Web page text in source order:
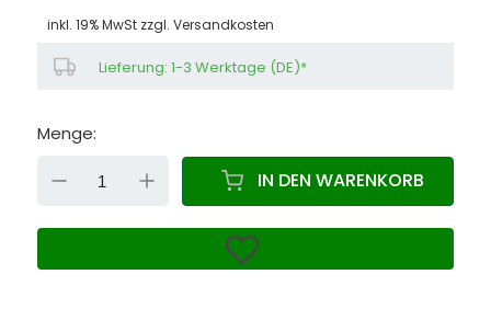
inkl. 19% MwSt zzgl. Versandkosten
Lieferung: 1-3 Werktage (DE)*
Menge:
DOWN IN DEN WARENKORB